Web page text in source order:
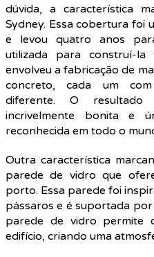
dúvida, a característica
Sydney. Essa cobertura foi
e levou quatro anos
utilizada para construí-
envolveu a fabricação de
concreto, cada um
diferente. O
incrivelmente bonita e
reconhecida em todo o
Outra característica
parede de vidro que
porto. Essa parede foi
pássaros e é suportada
parede de vidro permite
edifício, criando uma